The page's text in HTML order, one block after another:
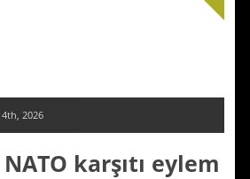
2026
karşıtı eylem